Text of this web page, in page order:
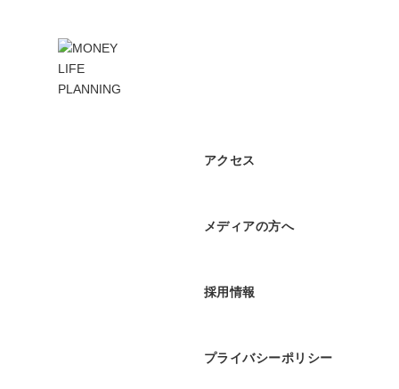
アクセス
メディアの方へ
採用情報
プライバシーポリシー